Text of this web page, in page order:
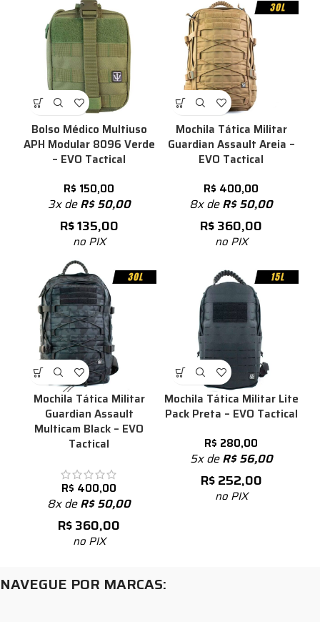
Bolso Médico Multiuso
APH Modular 8096 Verde
– EVO Tactical
R$ 150,00
3x deR$50,00
R$135,00
no PIX
Mochila Tática Militar
Guardian Assault Areia –
EVO Tactical
R$ 400,00
8x deR$50,00
R$360,00
no PIX
Mochila Tática Militar
Guardian Assault
Multicam Black – EVO
Tactical
R$ 400,00
8x deR$50,00
R$360,00
no PIX
Mochila Tática Militar Lite
Pack Preta – EVO Tactical
R$ 280,00
5x deR$56,00
R$252,00
no PIX
NAVEGUE POR MARCAS: